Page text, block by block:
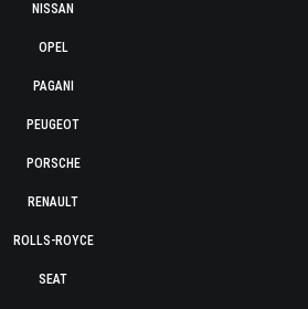
NISSAN
OPEL
PAGANI
PEUGEOT
PORSCHE
RENAULT
ROLLS-ROYCE
SEAT